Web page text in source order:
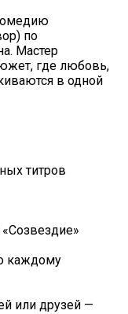
по
Мастер
где любовь,
в одной
титров
«Созвездие»
каждому
или друзей —